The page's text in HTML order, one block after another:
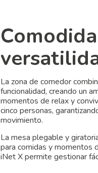
La zona de comedor
funcionalidad, creando un
momentos de relax y
cinco personas,
movimiento.
La mesa plegable y
para comidas y momentos
iNet X permite gestionar